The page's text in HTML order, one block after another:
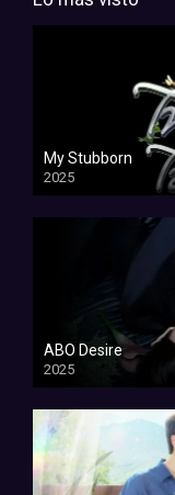
My Stubborn
2025
ABO Desire
2025